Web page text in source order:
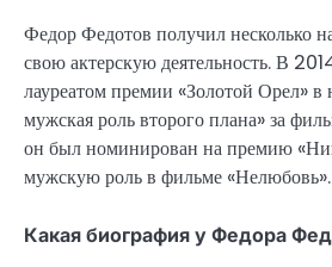
Федор Федотов получил несколько
свою актерскую деятельность. В
лауреатом премии «Золотой Орел»
мужская роль второго плана» за
он был номинирован на премию
мужскую роль в фильме «Нелюбовь».
Какая биография у Федора